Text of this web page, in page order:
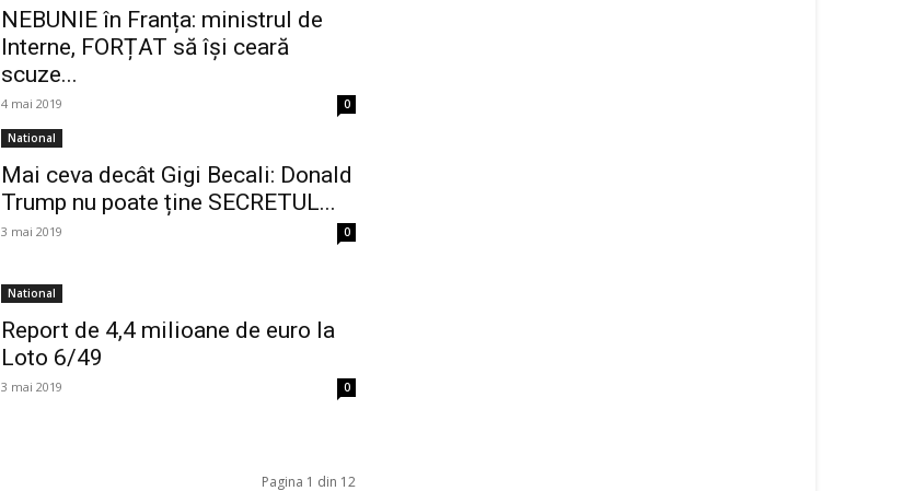
NEBUNIE în Franța: ministrul de
Interne, FORȚAT să își ceară
scuze...
4 mai 2019 0
National
Mai ceva decât Gigi Becali: Donald
Trump nu poate ține SECRETUL...
3 mai 2019 0
National
Report de 4,4 milioane de euro la
Loto 6/49
3 mai 2019 0
Pagina 1 din 12